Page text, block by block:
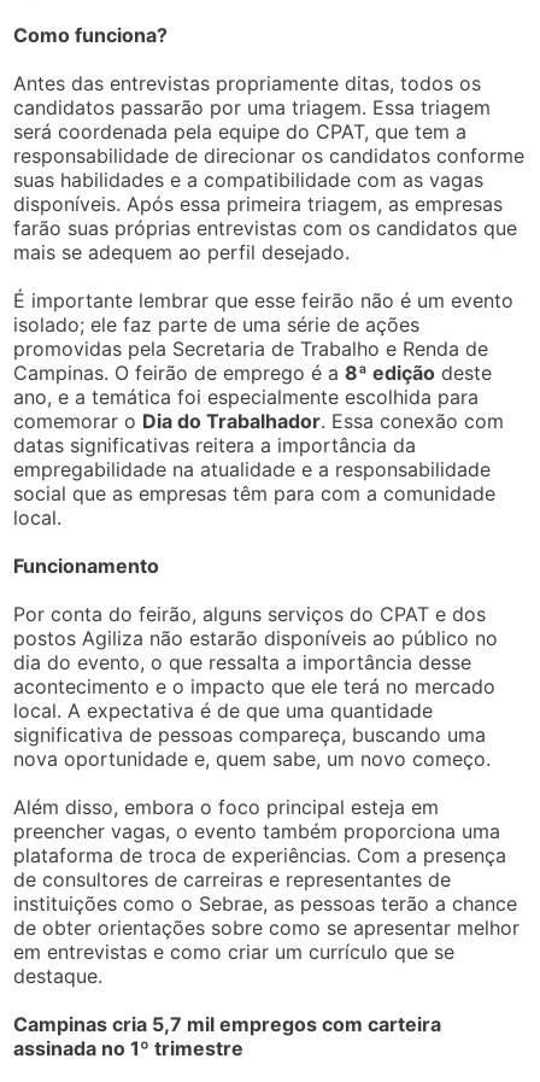
Como funciona?
Antes das entrevistas propriamente ditas, todos os
candidatos passarão por uma triagem. Essa triagem
será coordenada pela equipe do CPAT, que tem a
responsabilidade de direcionar os candidatos conforme
suas habilidades e a compatibilidade com as vagas
disponíveis. Após essa primeira triagem, as empresas
farão suas próprias entrevistas com os candidatos que
mais se adequem ao perfil desejado.
É importante lembrar que esse feirão não é um evento
isolado; ele faz parte de uma série de ações
promovidas pela Secretaria de Trabalho e Renda de
Campinas. O feirão de emprego é a8ª edição deste
ano, e a temática foi especialmente escolhida para
comemorar o Dia do Trabalhador. Essa conexão com
datas significativas reitera a importância da
empregabilidade na atualidade e a responsabilidade
social que as empresas têm para com a comunidade
local.
Funcionamento
Por conta do feirão, alguns serviços do CPAT e dos
postos Agiliza não estarão disponíveis ao público no
dia do evento, o que ressalta a importância desse
acontecimento e o impacto que ele terá no mercado
local. A expectativa é de que uma quantidade
significativa de pessoas compareça, buscando uma
nova oportunidade e, quem sabe, um novo começo.
Além disso, embora o foco principal esteja em
preencher vagas, o evento também proporciona uma
plataforma de troca de experiências. Com a presença
de consultores de carreiras e representantes de
instituições como o Sebrae, as pessoas terão a chance
de obter orientações sobre como se apresentar melhor
em entrevistas e como criar um currículo que se
destaque.
Campinas cria 5,7 mil empregos com carteira
assinada no 1º trimestre